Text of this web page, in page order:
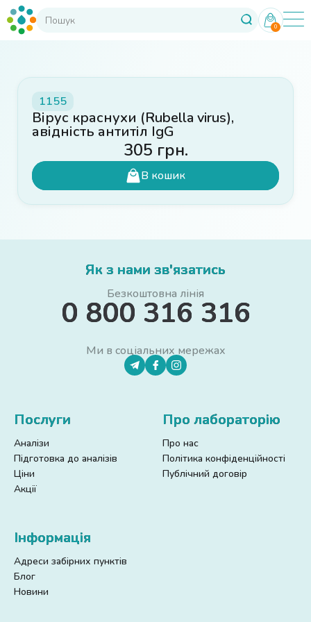
0
1155
Вірус краснухи (Rubella virus),
авідність антитіл IgG
305 грн.
В кошик
Як з нами зв'язатись
Безкоштовна лінія
0 800 316 316
Ми в соціальних мережах
Послуги
Аналізи
Підготовка до аналізів
Ціни
Акції
Про лабораторію
Про нас
Політика конфіденційності
Публічний договір
Інформація
Адреси забірних пунктів
Блог
Новини